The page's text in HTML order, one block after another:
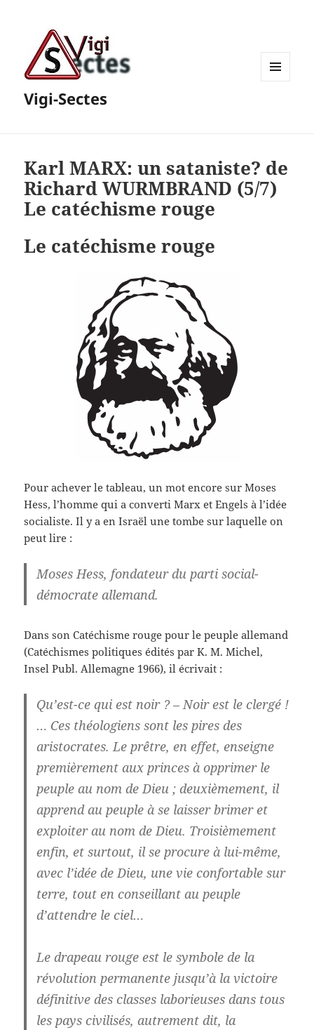
Vigi-Sectes
Karl MARX: un sataniste? de
Richard WURMBRAND (5/7)
Le catéchisme rouge
Le catéchisme rouge
Pour achever le tableau, un mot encore sur Moses
Hess, l’homme qui a converti Marx et Engels à l’idée
socialiste. Il y a en Israël une tombe sur laquelle on
peut lire :
Moses Hess, fondateur du parti social-
démocrate allemand.
Dans son Catéchisme rouge pour le peuple allemand
(Catéchismes politiques édités par K. M. Michel,
Insel Publ. Allemagne 1966), il écrivait :
Qu’est-ce qui est noir ? – Noir est le clergé !
… Ces théologiens sont les pires des
aristocrates. Le prêtre, en effet, enseigne
premièrement aux princes à opprimer le
peuple au nom de Dieu ; deuxièmement, il
apprend au peuple à se laisser brimer et
exploiter au nom de Dieu. Troisièmement
enfin, et surtout, il se procure à lui-même,
avec l’idée de Dieu, une vie confortable sur
terre, tout en conseillant au peuple
d’attendre le ciel…
Le drapeau rouge est le symbole de la
révolution permanente jusqu’à la victoire
définitive des classes laborieuses dans tous
les pays civilisés, autrement dit, la